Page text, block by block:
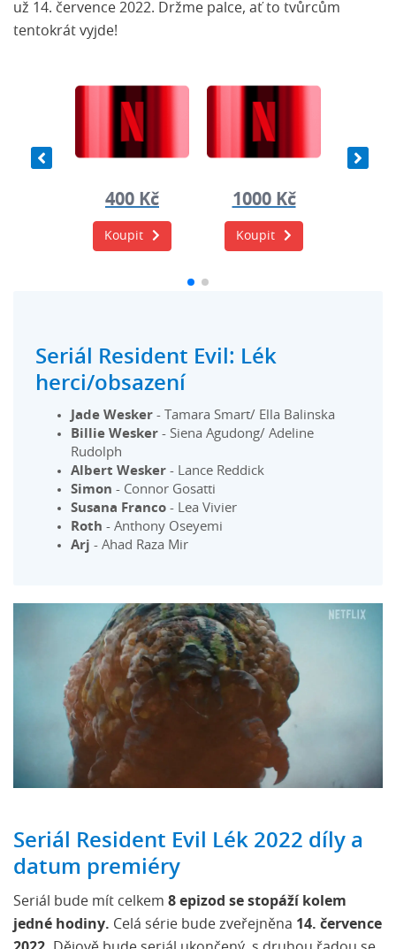
už 14. července 2022. Držme palce, ať to tvůrcům
tentokrát vyjde!
400 Kč
Koupit
1000 Kč
Koupit
Seriál Resident Evil: Lék
herci/obsazení
Jade Wesker - Tamara Smart/ Ella Balinska
Billie Wesker - Siena Agudong/ Adeline
Rudolph
Albert Wesker - Lance Reddick
Simon - Connor Gosatti
Susana Franco - Lea Vivier
Roth - Anthony Oseyemi
Arj - Ahad Raza Mir
Seriál Resident Evil Lék 2022 díly a
datum premiéry
Seriál bude mít celkem 8 epizod se stopáží kolem
jedné hodiny. Celá série bude zveřejněna 14. července